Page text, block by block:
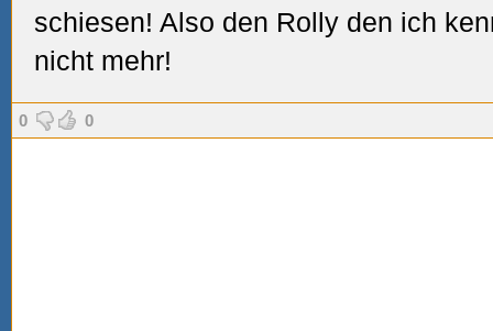
schiesen! Also den Rolly den ich
nicht mehr!
0 0